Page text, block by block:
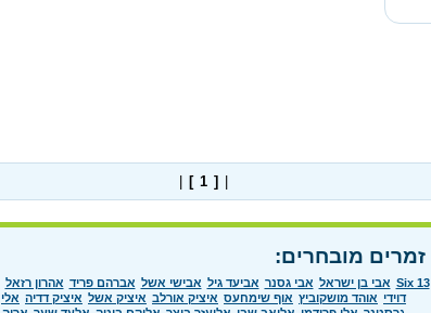
[ 1 ]
זמרים מובחרים:
Six 13 אבי בן ישראל אבי גסנר אביעד גיל אבישי אשל אברהם פריד אהרון רזאל
דוידי אוהד מושקוביץ אוף שימחעס איציק אורלב איציק אשל איציק דדיה אלי